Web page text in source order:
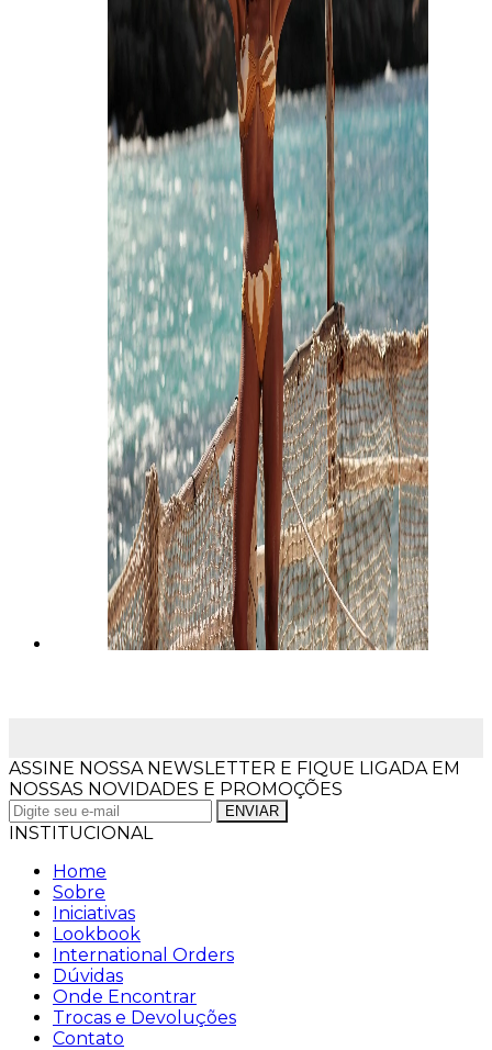
ASSINE NOSSA NEWSLETTER E FIQUE LIGADA EM
NOSSAS NOVIDADES E PROMOÇÕES
INSTITUCIONAL
Home
Sobre
Iniciativas
Lookbook
International Orders
Dúvidas
Onde Encontrar
Trocas e Devoluções
Contato